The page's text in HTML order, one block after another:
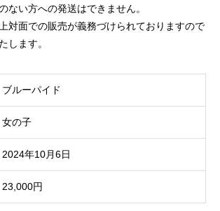
ない方への発送はできません。
対面での販売が義務づけられておりますので
します。
ブルーパイド
女の子
2024年10月6日
23,000円